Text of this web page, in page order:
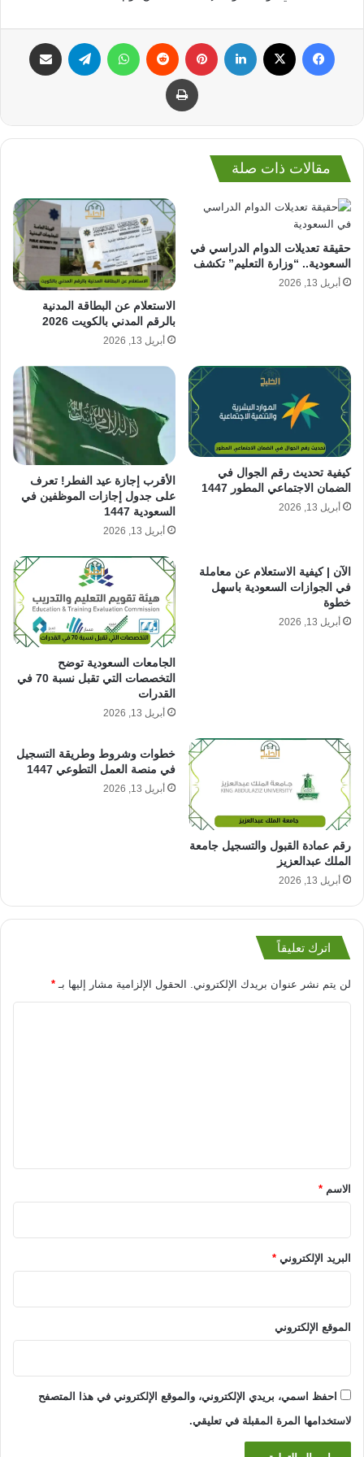
فيسبوك لينكدإن بينتيريست واتساب تيلقرام
طباعة
مقالات ذات صلة
حقيقة تعديلات الدوام الدراسي في
السعودية.. “وزارة التعليم” تكشف
أبريل 13, 2026
الاستعلام عن البطاقة المدنية
بالرقم المدني بالكويت 2026
أبريل 13, 2026
كيفية تحديث رقم الجوال في
الضمان الاجتماعي المطور 1447
أبريل 13, 2026
الأقرب إجازة عيد الفطر! تعرف
على جدول إجازات الموظفين في
السعودية 1447
أبريل 13, 2026
الآن | كيفية الاستعلام عن معاملة
في الجوازات السعودية باسهل
خطوة
أبريل 13, 2026
الجامعات السعودية توضح
التخصصات التي تقبل نسبة 70 في
القدرات
أبريل 13, 2026
رقم عمادة القبول والتسجيل جامعة
الملك عبدالعزيز
أبريل 13, 2026
خطوات وشروط وطريقة التسجيل
في منصة العمل التطوعي 1447
أبريل 13, 2026
اترك تعليقاً
لن يتم نشر عنوان بريدك الإلكتروني. الحقول الإلزامية مشار إليها بـ *
*الاسم *
البريد الإلكتروني *
الموقع الإلكتروني
احفظ اسمي، بريدي الإلكتروني، والموقع الإلكتروني في هذا المتصفح
لاستخدامها المرة المقبلة في تعليقي.